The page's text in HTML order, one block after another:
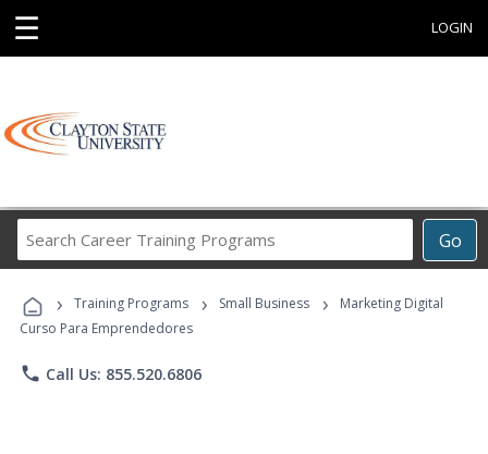
☰ LOGIN
Go
Career
Programs
› Training Programs › Small Business ›
Marketing Digital
Curso Para Emprendedores
phone Call Us: 855.520.6806